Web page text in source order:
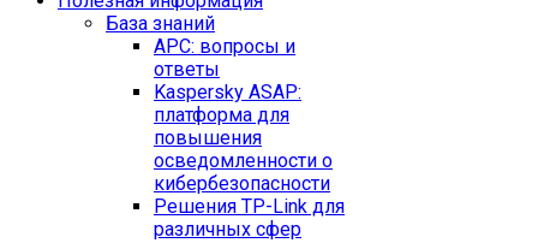
База знаний
APC: вопросы и
ответы
Kaspersky ASAP:
платформа для
повышения
осведомленности о
кибербезопасности
Решения TP-Link для
различных сфер